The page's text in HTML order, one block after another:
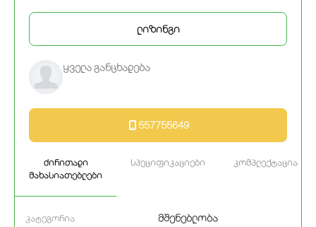
ძირითადი
მახასიათებლები
სპეციფიკაციები კომპლექტაცია
კატეგორია მშენებლობა
ლიზინგი
ყველა განცხადება
557755649